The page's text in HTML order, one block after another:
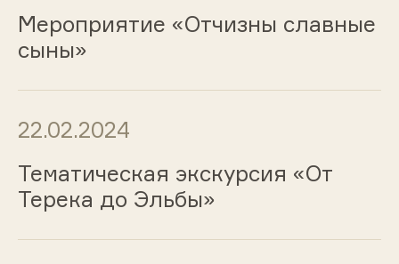
Мероприятие «Отчизны славные
сыны»
22.02.2024
Тематическая экскурсия «От
Терека до Эльбы»